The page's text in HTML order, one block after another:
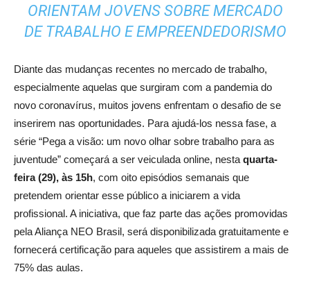
ORIENTAM JOVENS SOBRE MERCADO
DE TRABALHO E EMPREENDEDORISMO
Diante das mudanças recentes no mercado de trabalho,
especialmente aquelas que surgiram com a pandemia do
novo coronavírus, muitos jovens enfrentam o desafio de se
inserirem nas oportunidades. Para ajudá-los nessa fase, a
série “Pega a visão: um novo olhar sobre trabalho para as
juventude” começará a ser veiculada online, nesta quarta-
feira (29), às 15h, com oito episódios semanais que
pretendem orientar esse público a iniciarem a vida
profissional. A iniciativa, que faz parte das ações promovidas
pela Aliança NEO Brasil, será disponibilizada gratuitamente e
fornecerá certificação para aqueles que assistirem a mais de
75% das aulas.